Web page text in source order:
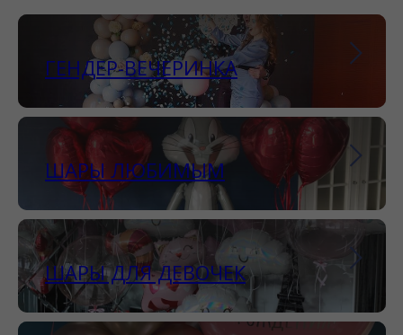
ГЕНДЕР-ВЕЧЕРИНКА
ШАРЫ ЛЮБИМЫМ
ШАРЫ ДЛЯ ДЕВОЧЕК